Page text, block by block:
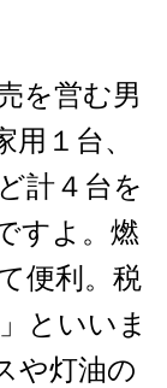
を営む男
１台、
計４台を
すよ。燃
便利。税
といいま
や灯油の